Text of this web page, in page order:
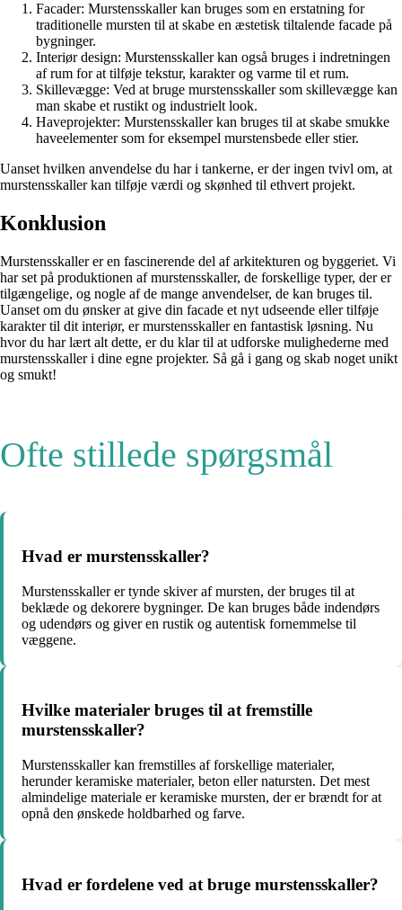
Facader: Murstensskaller kan bruges som en erstatning for
traditionelle mursten til at skabe en æstetisk tiltalende facade på
bygninger.
Interiør design: Murstensskaller kan også bruges i indretningen
af rum for at tilføje tekstur, karakter og varme til et rum.
Skillevægge: Ved at bruge murstensskaller som skillevægge kan
man skabe et rustikt og industrielt look.
Haveprojekter: Murstensskaller kan bruges til at skabe smukke
haveelementer som for eksempel murstensbede eller stier.
Uanset hvilken anvendelse du har i tankerne, er der ingen tvivl om, at
murstensskaller kan tilføje værdi og skønhed til ethvert projekt.
Konklusion
Murstensskaller er en fascinerende del af arkitekturen og byggeriet. Vi
har set på produktionen af murstensskaller, de forskellige typer, der er
tilgængelige, og nogle af de mange anvendelser, de kan bruges til.
Uanset om du ønsker at give din facade et nyt udseende eller tilføje
karakter til dit interiør, er murstensskaller en fantastisk løsning. Nu
hvor du har lært alt dette, er du klar til at udforske mulighederne med
murstensskaller i dine egne projekter. Så gå i gang og skab noget unikt
og smukt!
Ofte stillede spørgsmål
Hvad er murstensskaller?
Murstensskaller er tynde skiver af mursten, der bruges til at
beklæde og dekorere bygninger. De kan bruges både indendørs
og udendørs og giver en rustik og autentisk fornemmelse til
væggene.
Hvilke materialer bruges til at fremstille
murstensskaller?
Murstensskaller kan fremstilles af forskellige materialer,
herunder keramiske materialer, beton eller natursten. Det mest
almindelige materiale er keramiske mursten, der er brændt for at
opnå den ønskede holdbarhed og farve.
Hvad er fordelene ved at bruge murstensskaller?